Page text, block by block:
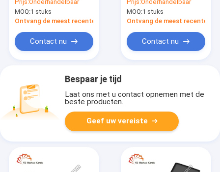
kaartbedrog.
Prijs:Onderhandelbaar
MOQ:1 stuks
Ontvang de meest recente Prijs
Contact nu
Barcode Poker Card
Cheating
Prijs:Onderhandelbaar
MOQ:1 stuks
Ontvang de meest recente
Contact nu
Bespaar je tijd
Laat ons met u contact opnemen met de
beste producten.
Geef uw vereiste